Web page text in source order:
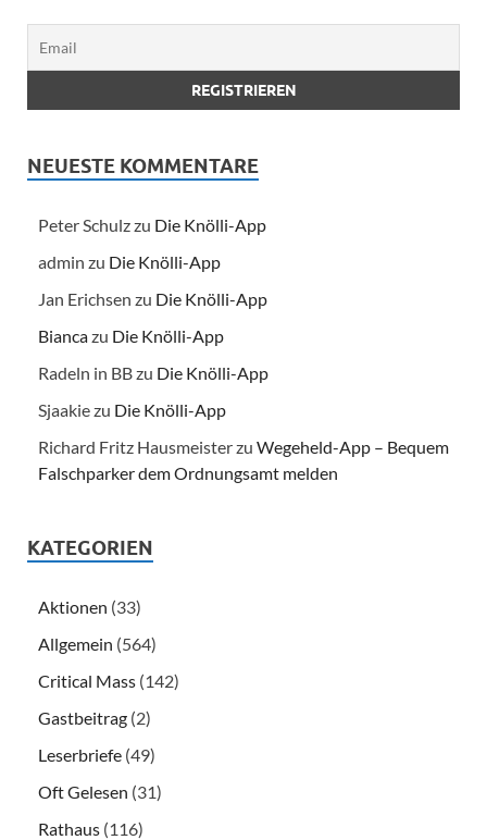
NEUESTE KOMMENTARE
Peter Schulzzu Die Knölli-App
admin zu Die Knölli-App
Jan Erichsen zu Die Knölli-App
Biancazu Die Knölli-App
Radeln in BBzu Die Knölli-App
Sjaakiezu Die Knölli-App
Richard Fritz Hausmeisterzu Wegeheld-App – Bequem
Falschparker dem Ordnungsamt melden
KATEGORIEN
Aktionen (33)
Allgemein (564)
Critical Mass (142)
Gastbeitrag (2)
Leserbriefe (49)
Oft Gelesen (31)
Rathaus (116)